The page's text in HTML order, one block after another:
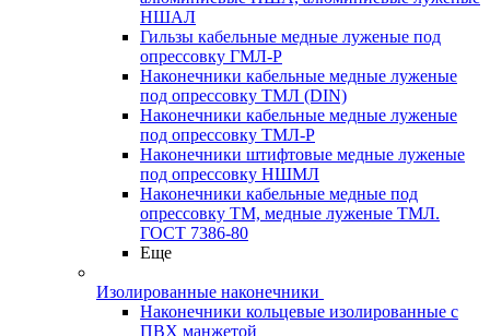
НШАЛ
Гильзы кабельные медные луженые под
опрессовку ГМЛ-Р
Наконечники кабельные медные луженые
под опрессовку ТМЛ (DIN)
Наконечники кабельные медные луженые
под опрессовку ТМЛ-Р
Наконечники штифтовые медные луженые
под опрессовку НШМЛ
Наконечники кабельные медные под
опрессовку ТМ, медные луженые ТМЛ.
ГОСТ 7386-80
Еще
Изолированные наконечники
Наконечники кольцевые изолированные с
ПВХ манжетой